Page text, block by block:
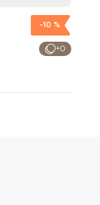
-10 %
+0